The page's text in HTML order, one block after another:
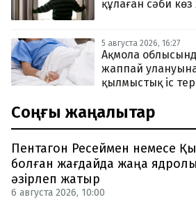
құлаған сәби
5 августа 2026, 16:27
Ақмола
жаппай
қылмыстық іс
Соңғы жаңалықтар
Пентагон Ресеймен немесе
болған жағдайда жаңа
әзірлеп жатыр
6 августа 2026, 10:00